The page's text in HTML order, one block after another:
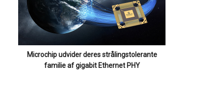
Microchip udvider deres strålingstolerante
familie af gigabit Ethernet PHY